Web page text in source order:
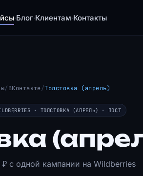
·Блог·Клиентам·Контакты
/ВКонтакте/Толстовка (апрель)
· ТОЛСТОВКА (АПРЕЛЬ) · ПОСТ
с одной кампании на Wildberries